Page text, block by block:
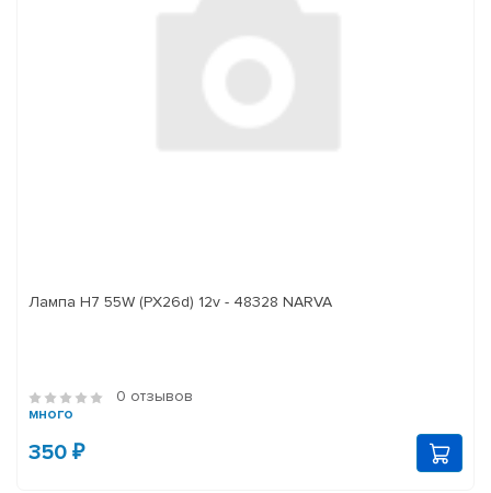
Лампа H7 55W (PX26d) 12v - 48328 NARVA
0 отзывов
много
350 ₽